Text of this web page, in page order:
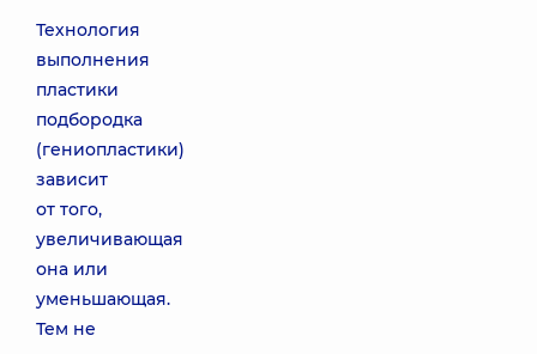
Технология
выполнения
пластики
подбородка
(гениопластики)
зависит
от того,
увеличивающая
она или
уменьшающая.
Тем не